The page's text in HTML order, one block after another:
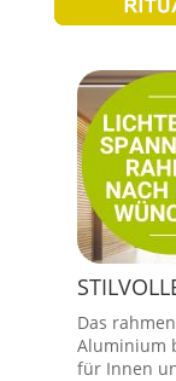
Das
Aluminium
für Innen